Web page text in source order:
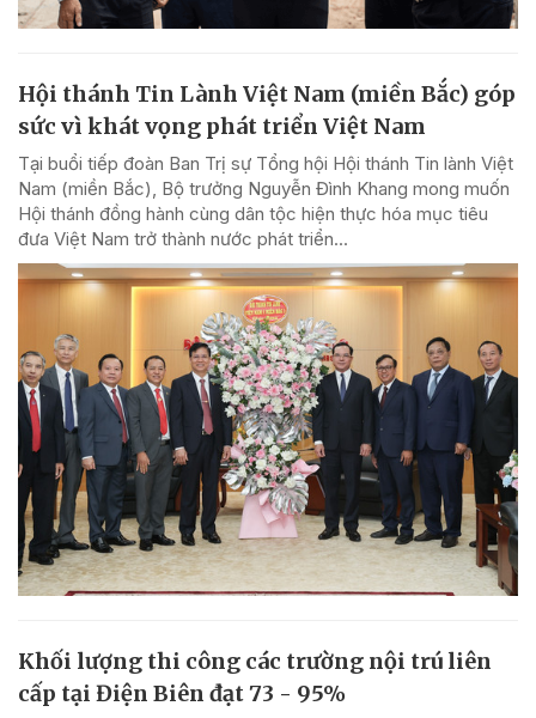
Hội thánh Tin Lành Việt Nam (miền Bắc) góp
sức vì khát vọng phát triển Việt Nam
Tại buổi tiếp đoàn Ban Trị sự Tổng hội Hội thánh Tin lành Việt
Nam (miền Bắc), Bộ trưởng Nguyễn Đình Khang mong muốn
Hội thánh đồng hành cùng dân tộc hiện thực hóa mục tiêu
đưa Việt Nam trở thành nước phát triển...
Khối lượng thi công các trường nội trú liên
cấp tại Điện Biên đạt 73 - 95%